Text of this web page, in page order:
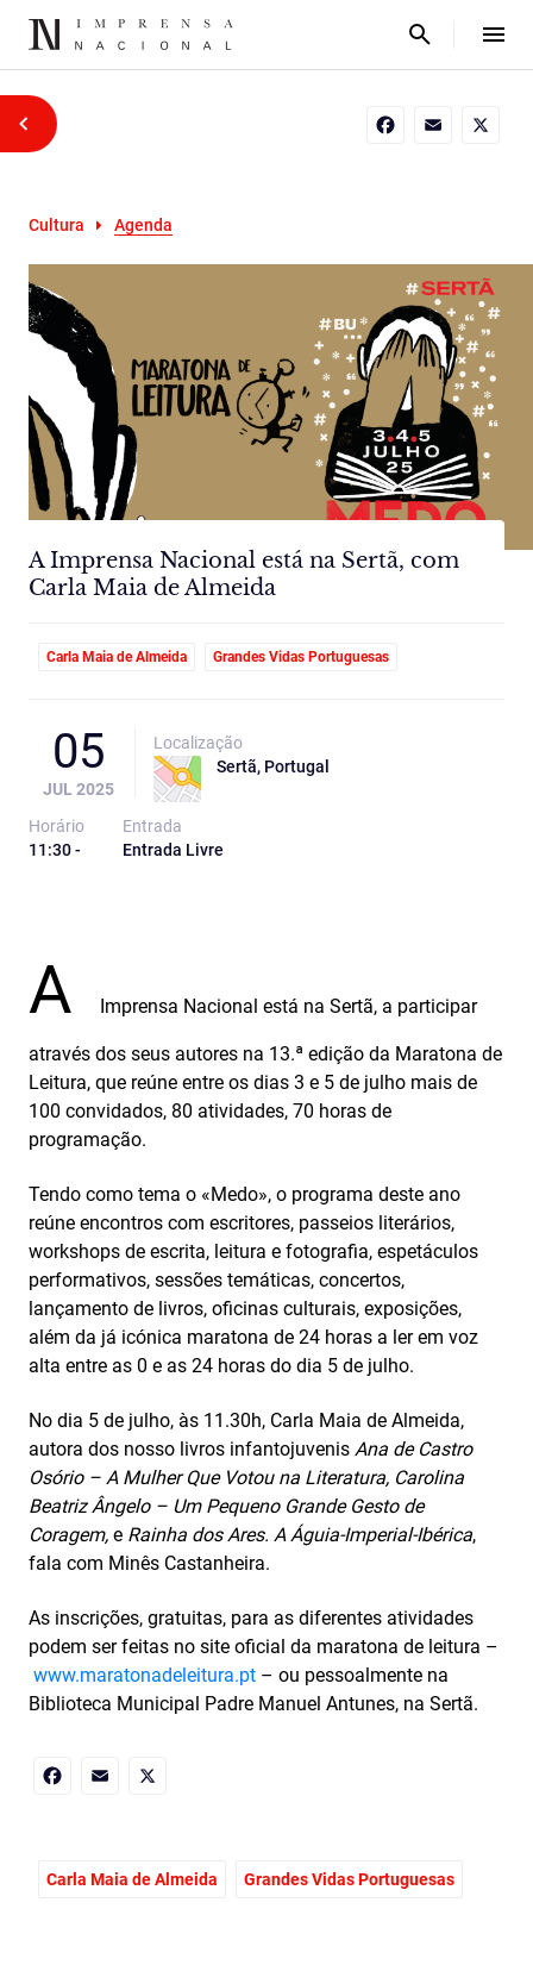
Cultura Agenda
A Imprensa Nacional está na Sertã, com
Carla Maia de Almeida
Carla Maia de Almeida Grandes Vidas Portuguesas
05
JUL 2025
Localização
Sertã, Portugal
Horário
11:30 -
Entrada
Entrada Livre
A Imprensa Nacional está na Sertã, a participar
através dos seus autores na 13.ª edição da Maratona de
Leitura, que reúne entre os dias 3 e 5 de julho mais de
100 convidados, 80 atividades, 70 horas de
programação.
Tendo como tema o «Medo», o programa deste ano
reúne encontros com escritores, passeios literários,
workshops de escrita, leitura e fotografia, espetáculos
performativos, sessões temáticas, concertos,
lançamento de livros, oficinas culturais, exposições,
além da já icónica maratona de 24 horas a ler em voz
alta entre as 0 e as 24 horas do dia 5 de julho.
No dia 5 de julho, às 11.30h, Carla Maia de Almeida,
autora dos nosso livros infantojuvenis Ana de Castro
Osório – A Mulher Que Votou na Literatura, Carolina
Beatriz Ângelo – Um Pequeno Grande Gesto de
Coragem, e Rainha dos Ares. A Águia-Imperial-Ibérica,
fala com Minês Castanheira.
As inscrições, gratuitas, para as diferentes atividades
podem ser feitas no site oficial da maratona de leitura –
www.maratonadeleitura.pt – ou pessoalmente na
Biblioteca Municipal Padre Manuel Antunes, na Sertã.
Carla Maia de Almeida Grandes Vidas Portuguesas